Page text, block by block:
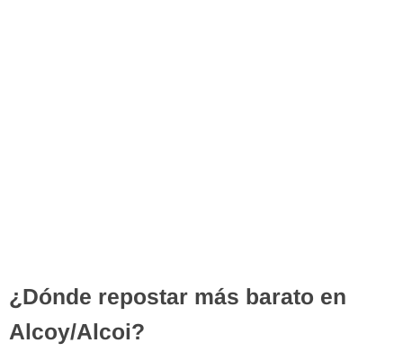
¿Dónde repostar más barato en
Alcoy/Alcoi?